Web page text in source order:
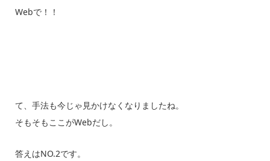
Webで！！
て、手法も今じゃ見かけなくなりましたね。
そもそもここがWebだし。
答えはNO.2です。